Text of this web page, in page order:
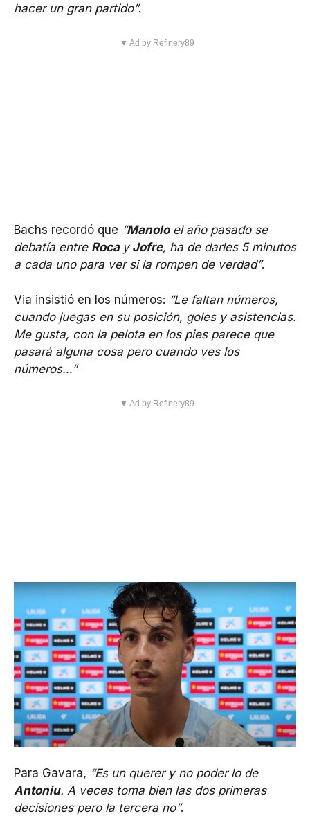
hacer un gran partido”.
▼ Ad by Refinery89
Bachs recordó que “Manoloel año pasado se
debatía entre Roca yJofre, ha de darles 5 minutos
a cada uno para ver si la rompen de verdad”.
Via insistió en los números: “Le faltan números,
cuando juegas en su posición, goles y asistencias.
Me gusta, con la pelota en los pies parece que
pasará alguna cosa pero cuando ves los
números…”
▼ Ad by Refinery89
Para Gavara, “Es un querer y no poder lo de
Antoniu. A veces toma bien las dos primeras
decisiones pero la tercera no”.